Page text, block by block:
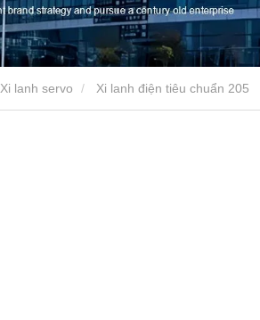
Xi lanh servo Xi lanh điện tiêu chuẩn 205